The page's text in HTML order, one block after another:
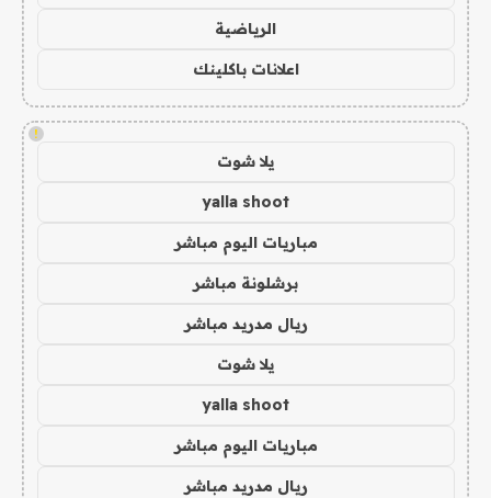
الرياضية
اعلانات باكلينك
!
يلا شوت
yalla shoot
مباريات اليوم مباشر
برشلونة مباشر
ريال مدريد مباشر
يلا شوت
yalla shoot
مباريات اليوم مباشر
ريال مدريد مباشر